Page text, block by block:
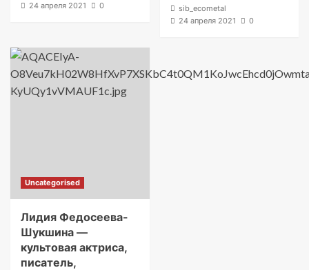
24 апреля 2021
0
sib_ecometal
24 апреля 2021
0
Uncategorised
Лидия Федосеева-
Шукшина —
культовая актриса,
писатель,